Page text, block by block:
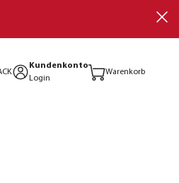
Kundenkonto
Login
Warenkorb